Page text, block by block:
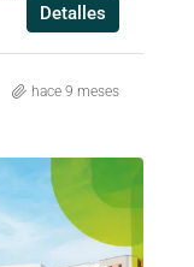
Detalles
hace 9 meses